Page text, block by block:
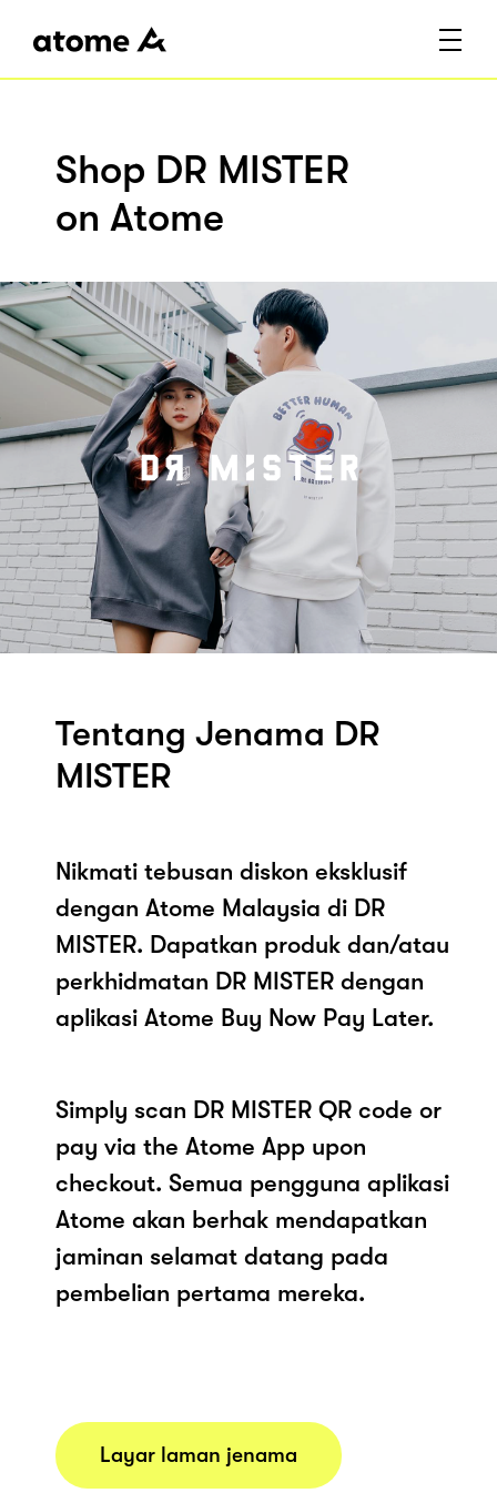
Shop DR MISTER
on Atome
Tentang Jenama DR
MISTER
Nikmati tebusan diskon eksklusif
dengan Atome Malaysia di DR
MISTER. Dapatkan produk dan/atau
perkhidmatan DR MISTER dengan
aplikasi Atome Buy Now Pay Later.
Simply scan DR MISTER QR code or
pay via the Atome App upon
checkout. Semua pengguna aplikasi
Atome akan berhak mendapatkan
jaminan selamat datang pada
pembelian pertama mereka.
Layar laman jenama